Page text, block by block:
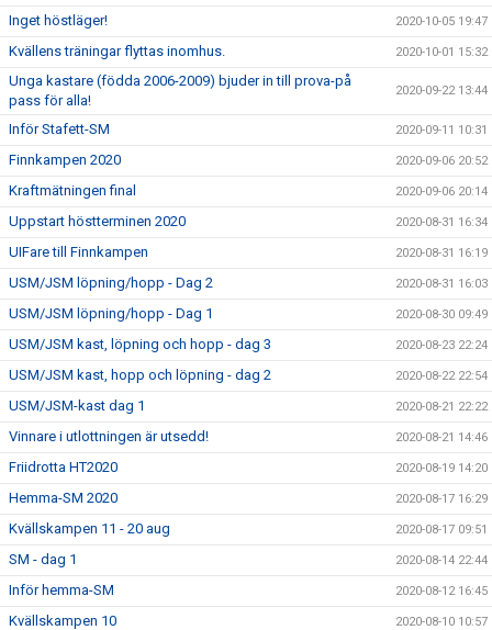
Inget höstläger! 2020-10-05 19:47
Kvällens träningar flyttas inomhus. 2020-10-01 15:32
Unga kastare (födda 2006-2009) bjuder in till prova-på
pass för alla!
2020-09-22 13:44
Inför Stafett-SM 2020-09-11 10:31
Finnkampen 2020 2020-09-06 20:52
Kraftmätningen final 2020-09-06 20:14
Uppstart höstterminen 2020 2020-08-31 16:34
UIFare till Finnkampen 2020-08-31 16:19
USM/JSM löpning/hopp - Dag 2 2020-08-31 16:03
USM/JSM löpning/hopp - Dag 1 2020-08-30 09:49
USM/JSM kast, löpning och hopp - dag 3 2020-08-23 22:24
USM/JSM kast, hopp och löpning - dag 2 2020-08-22 22:54
USM/JSM-kast dag 1 2020-08-21 22:22
Vinnare i utlottningen är utsedd! 2020-08-21 14:46
Friidrotta HT2020 2020-08-19 14:20
Hemma-SM 2020 2020-08-17 16:29
Kvällskampen 11 - 20 aug 2020-08-17 09:51
SM - dag 1 2020-08-14 22:44
Inför hemma-SM 2020-08-12 16:45
Kvällskampen 10 2020-08-10 10:57